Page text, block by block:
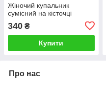
Жіночий купальник
сумісний на кісточці
340 ₴
Купити
Про нас